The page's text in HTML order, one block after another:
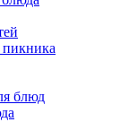
блюд